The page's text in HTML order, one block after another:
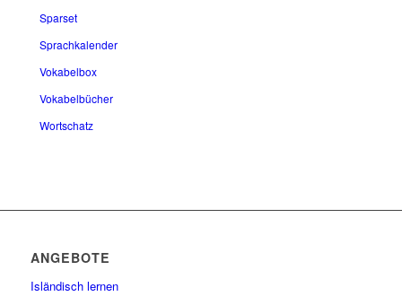
Sparset
Sprachkalender
Vokabelbox
Vokabelbücher
Wortschatz
ANGEBOTE
Isländisch lernen